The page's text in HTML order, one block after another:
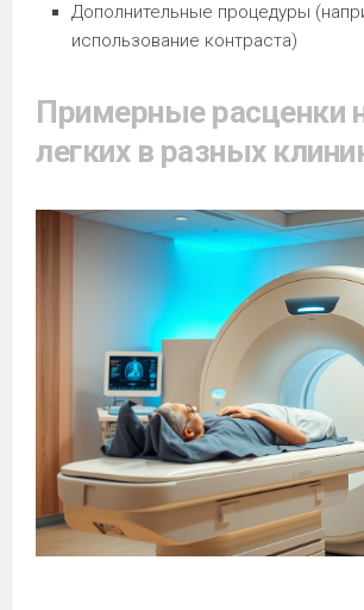
Дополнительные процедуры
использование контраста)
Примерные расценки
легких в разных